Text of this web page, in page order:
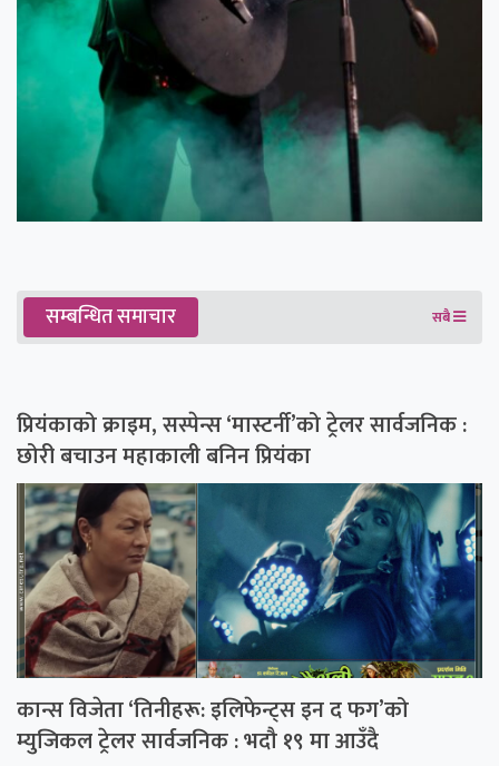
सम्बन्धित समाचार सबै
प्रियंकाको क्राइम, सस्पेन्स ‘मास्टर्नी’को ट्रेलर सार्वजनिक :
छोरी बचाउन महाकाली बनिन प्रियंका
कान्स विजेता ‘तिनीहरू: इलिफेन्ट्स इन द फग’को
म्युजिकल ट्रेलर सार्वजनिक : भदौ १९ मा आउँदै